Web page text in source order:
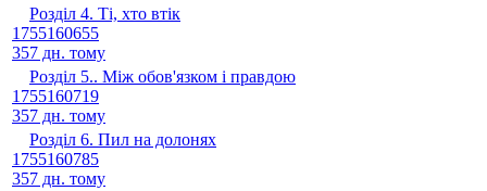
Розділ 4. Ті, хто втік
1755160655
357 дн. тому
Розділ 5.. Між обов'язком і правдою
1755160719
357 дн. тому
Розділ 6. Пил на долонях
1755160785
357 дн. тому